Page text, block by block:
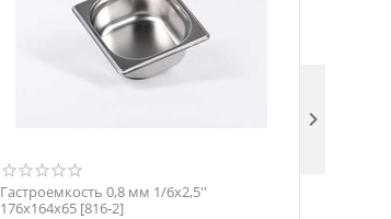
Гастроемкость 0,8 мм 1/6х2,5''
176х164х65 [816-2]
